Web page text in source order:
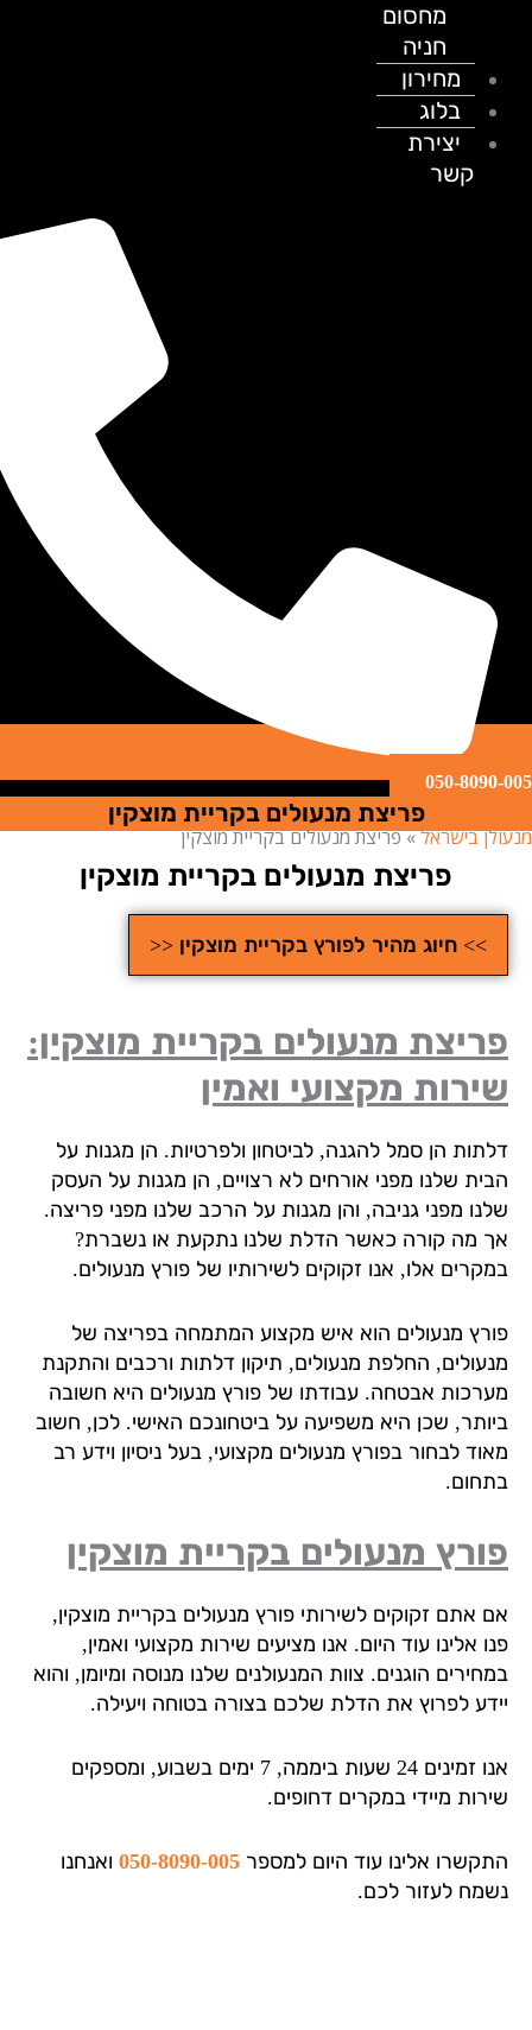
מחסום
חניה
מחירון
בלוג
יצירת
קשר
050-
פריצת מנעולים בקריית מוצקין
בישראל»פריצת מנעולים בקריית מוצקין
פריצת מנעולים בקריית מוצקין
>> חיוג מהיר לפורץ בקריית מוצקין <<
מנעולים בקריית מוצקין:
מקצועי ואמין
הן סמל להגנה, לביטחון ולפרטיות. הן מגנות על
שלנו מפני אורחים לא רצויים, הן מגנות על העסק
מפני גניבה, והן מגנות על הרכב שלנו מפני פריצה.
מה קורה כאשר הדלת שלנו נתקעת או נשברת?
אלו, אנו זקוקים לשירותיו של פורץ מנעולים.
מנעולים הוא איש מקצוע המתמחה בפריצה של
החלפת מנעולים, תיקון דלתות ורכבים והתקנת
אבטחה. עבודתו של פורץ מנעולים היא חשובה
שכן היא משפיעה על ביטחונכם האישי. לכן, חשוב
לבחור בפורץ מנעולים מקצועי, בעל ניסיון וידע רב
מנעולים בקריית מוצקין
אתם זקוקים לשירותי פורץ מנעולים בקריית מוצקין,
אלינו עוד היום. אנו מציעים שירות מקצועי ואמין,
הוגנים. צוות המנעולנים שלנו מנוסה ומיומן, והוא
לפרוץ את הדלת שלכם בצורה בטוחה ויעילה.
אנו זמינים 24 שעות ביממה, 7 ימים בשבוע, ומספקים
מיידי במקרים דחופים.
אלינו עוד היום למספר050-8090-005ואנחנו
לעזור לכם.